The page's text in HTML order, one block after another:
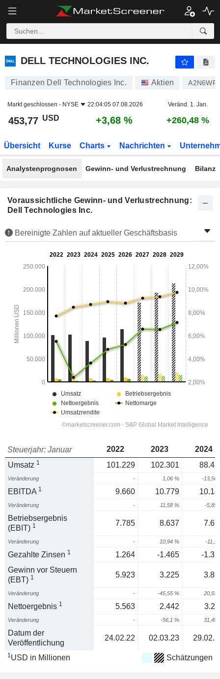
DELL TECHNOLOGIES INC.
DELL TECHNOLOGIES INC.
Finanzen Dell Technologies Inc. Aktien A2N6WP
Markt geschlossen - NYSE 22:04:05 07.08.2026 Veränd. 1. Jan.
453,77 USD +3,68 % +260,48 %
Übersicht Kurse Charts Nachrichten
Analystenprognosen Gewinn- und Verlustrechnung Bilanz
Voraussichtliche Gewinn- und Verlustrechnung:
Dell Technologies Inc.
Bereinigte Zahlen auf aktueller Geschäftsbasis
Steuerjahr: Januar 2022 2023
2024
Umsatz 1 101.229 102.301
Veränderung - 1,06 % -13,56
EBITDA 1 9.660 10.779
Veränderung - 11,58 % -5,85
Betriebsergebnis
(EBIT) 1 7.785 8.637
Veränderung - 10,94 % -11,1
Gezahlte Zinsen 1 1.264 -1.465
-
Gewinn vor Steuern
(EBT) 1 5.923 3.225
Veränderung - -45,55 % 20,53
Nettoergebnis 1 5.563 2.442
Veränderung - -56,1 % 31,49
Datum der
Veröffentlichung
24.02.22 02.03.23
1USD in Millionen Schätzungen